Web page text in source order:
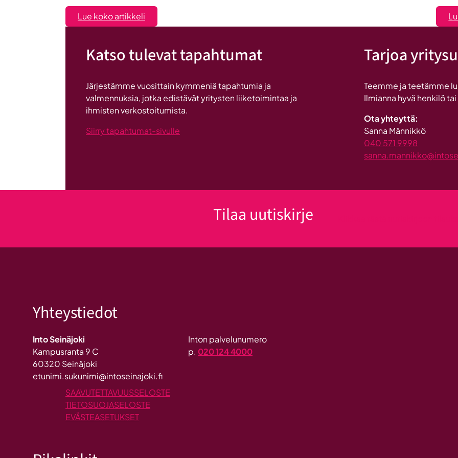
Lue koko artikkeli
Liiketoiminta
-
valmennuksessa
ryhmän
tuesta
Katso tulevat tapahtumat
Järjestämme vuosittain kymmeniä tapahtumia ja
valmennuksia, jotka edistävät yritysten liiketoimintaa ja
ihmisten verkostoitumista.
Siirry tapahtumat-sivulle
Tarjoa
Teemme ja teetämme
Ilmianna hyvä henkilö
Ota yhteyttä:
Sanna Männikkö
040 571 9998
Tilaa uutiskirje
Yhteystiedot
Into Seinäjoki
Kampusranta 9 C
60320 Seinäjoki
etunimi.sukunimi@intoseinajoki.fi
Inton palvelunumero
p. 020 124 4000
SAAVUTETTAVUUSSELOSTE
TIETOSUOJASELOSTE
EVÄSTEASETUKSET